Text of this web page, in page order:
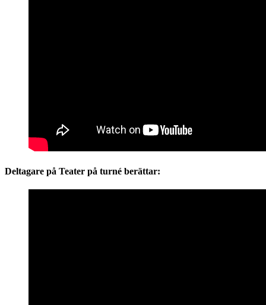
Deltagare på Teater på turné berättar: